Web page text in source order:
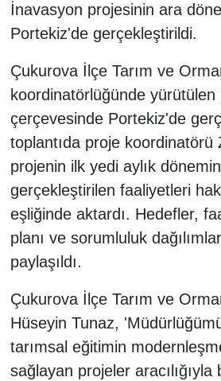
İnavasyon projesinin ara
Portekiz'de gerçekleştirildi.
Çukurova İlçe Tarım ve
koordinatörlüğünde yürütülen
çerçevesinde Portekiz'de
toplantıda proje koordinatörü
projenin ilk yedi aylık
gerçekleştirilen faaliyetleri
eşliğinde aktardı. Hedefler,
planı ve sorumluluk
paylaşıldı.
Çukurova İlçe Tarım ve
Hüseyin Tunaz,
tarımsal eğitimin
sağlayan projeler aracılığıyla